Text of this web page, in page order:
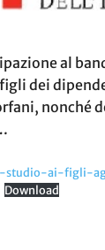
al
dei
nonché
studio-ai-figli-
Download